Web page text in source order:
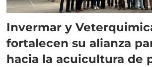
Invermar y
fortalecen su alianza
hacia la acuicultura de